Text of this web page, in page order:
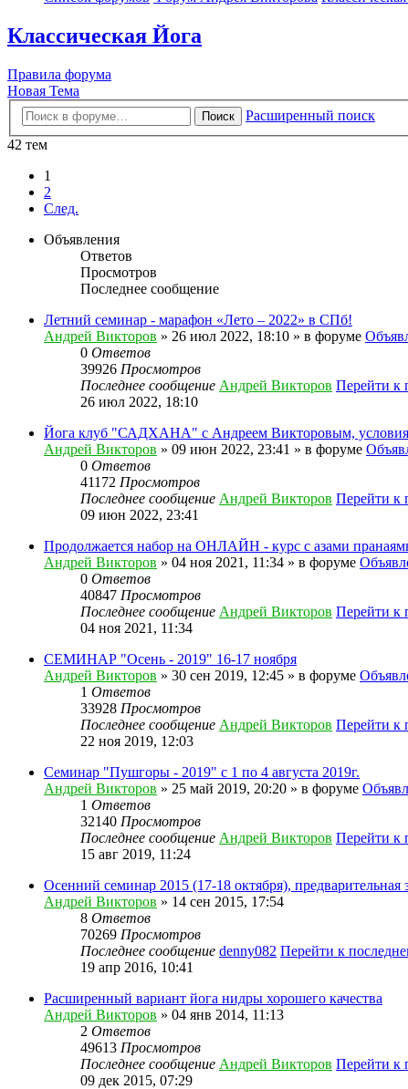
Классическая Йога
Правила форума
Новая Тема
Поиск
Расширенный поиск
42 тем
1
2
След.
Объявления
Ответов
Просмотров
Последнее сообщение
Летний семинар - марафон «Лето – 2022» в СПб!
Андрей Викторов » 26 июл 2022, 18:10 » в форуме
0 Ответов
39926 Просмотров
Последнее сообщение Андрей Викторов Перейти к
26 июл 2022, 18:10
Йога клуб "САДХАНА" с Андреем Викторовым,
Андрей Викторов » 09 июн 2022, 23:41 » в форуме
0 Ответов
41172 Просмотров
Последнее сообщение Андрей Викторов Перейти к
09 июн 2022, 23:41
Продолжается набор на ОНЛАЙН - курс с азами
Андрей Викторов » 04 ноя 2021, 11:34 » в форуме
0 Ответов
40847 Просмотров
Последнее сообщение Андрей Викторов Перейти к
04 ноя 2021, 11:34
СЕМИНАР "Осень - 2019" 16-17 ноября
Андрей Викторов » 30 сен 2019, 12:45 » в форуме
1 Ответов
33928 Просмотров
Последнее сообщение Андрей Викторов Перейти к
22 ноя 2019, 12:03
Семинар "Пушгоры - 2019" с 1 по 4 августа 2019г.
Андрей Викторов » 25 май 2019, 20:20 » в форуме
1 Ответов
32140 Просмотров
Последнее сообщение Андрей Викторов Перейти к
15 авг 2019, 11:24
Осенний семинар 2015 (17-18 октября), предварительная
Андрей Викторов » 14 сен 2015, 17:54
8 Ответов
70269 Просмотров
Последнее сообщение denny082 Перейти к
19 апр 2016, 10:41
Расширенный вариант йога нидры хорошего качества
Андрей Викторов » 04 янв 2014, 11:13
2 Ответов
49613 Просмотров
Последнее сообщение Андрей Викторов Перейти к
09 дек 2015, 07:29